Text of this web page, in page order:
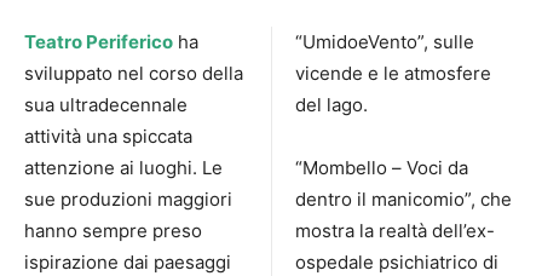
Teatro Periferico ha
sviluppato nel corso della
sua ultradecennale
attività una spiccata
attenzione ai luoghi. Le
sue produzioni maggiori
hanno sempre preso
ispirazione dai paesaggi
“UmidoeVento”, sulle
vicende e le atmosfere
del lago.
“Mombello – Voci da
dentro il manicomio”, che
mostra la realtà dell’ex-
ospedale psichiatrico di